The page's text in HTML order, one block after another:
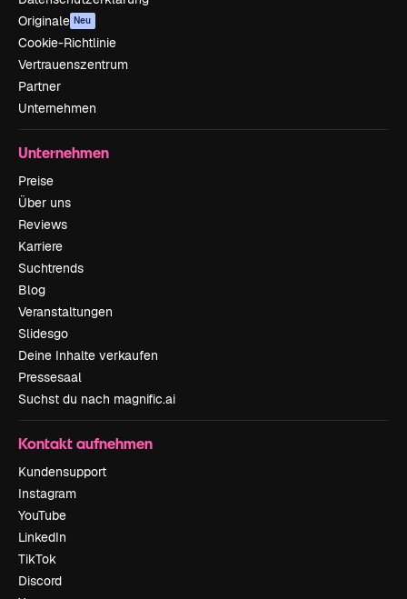
Originale Neu
Cookie-Richtlinie
Vertrauenszentrum
Partner
Unternehmen
Unternehmen
Preise
Über uns
Reviews
Karriere
Suchtrends
Blog
Veranstaltungen
Slidesgo
Deine Inhalte verkaufen
Pressesaal
Suchst du nach magnific.ai
Kontakt aufnehmen
Kundensupport
Instagram
YouTube
LinkedIn
TikTok
Discord